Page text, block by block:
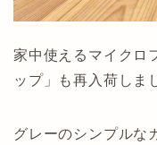
家中使えるマイクロ
ップ」も再入荷しま
グレーのシンプルな